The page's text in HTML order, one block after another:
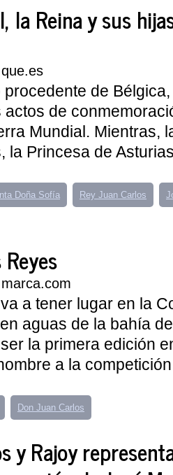
la Reina y sus
de
actos de
Mundial. Mientras,
la Princesa de
Doña Sofía Rey Juan Carlos
a tener lugar en la
aguas de la bahía
la primera edición
a la
Don Juan Carlos
y Rajoy